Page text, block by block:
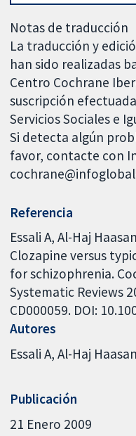
Notas de traducción
La traducción y
han sido realizadas
Centro Cochrane
suscripción
Servicios Sociales e
Si detecta algún
favor, contacte con
Referencia
Essali A, Al-Haj
Clozapine versus
for schizophrenia.
Systematic Reviews
CD000059. DOI:
Autores
Essali A Al-Haj
Publicación
21 Enero 2009